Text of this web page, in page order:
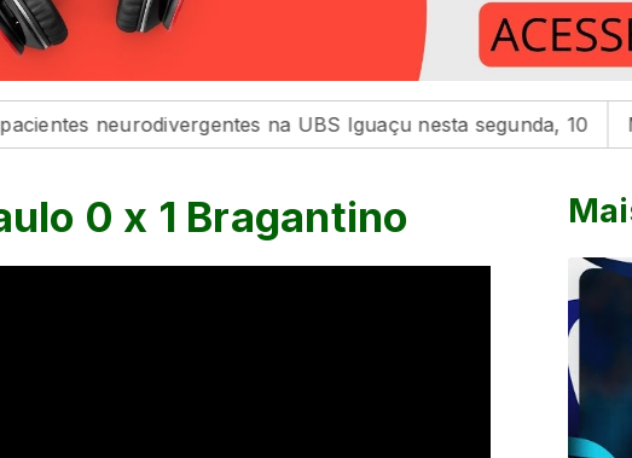
na UBS Iguaçu nesta segunda, 10 Maringá
0 x 1 Bragantino